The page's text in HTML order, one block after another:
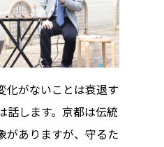
化がないことは衰退す
話します。京都は伝統
がありますが、守るた